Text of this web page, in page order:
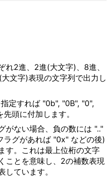
れ2進、2進(大文字)、8進、
文字)表現の文字列で出力し
定すれば "0b", "0B", "0",
頭に付加します。
がない場合、負の数には ".."
ラグがあれば "0x" などの後)
す。これは最上位桁の文字
ことを意味し、2の補数表現
しています。